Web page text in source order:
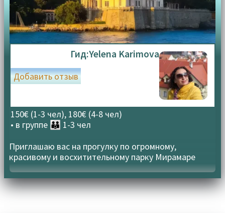
Гид:Yelena Karimova
150€ (1-3 чел), 180€ (4-8 чел)
• в группе 👪 1-3 чел
Добавить отзыв
Приглашаю вас на прогулку по огромному,
красивому и восхитительному парку Мирамаре